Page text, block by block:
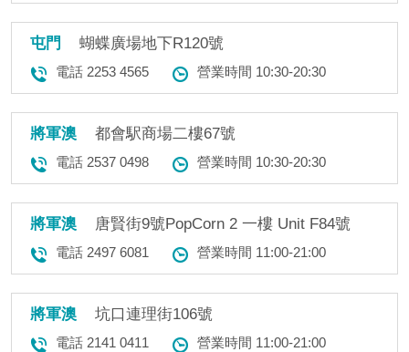
屯門 蝴蝶廣場地下R120號
電話 2253 4565 營業時間 10:30-20:30
將軍澳 都會駅商場二樓67號
電話 2537 0498 營業時間 10:30-20:30
將軍澳 唐賢街9號PopCorn 2 一樓 Unit F84號
電話 2497 6081 營業時間 11:00-21:00
將軍澳 坑口連理街106號
電話 2141 0411 營業時間 11:00-21:00